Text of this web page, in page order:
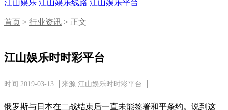
江山娱乐 江山娱乐线路 江山娱乐平台
首页 > 行业资讯 > 正文
江山娱乐时时彩平台
时间:2019-03-13 来源:江山娱乐时时彩平台
俄罗斯与日本在二战结束后一直未能签署和平条约。说到这